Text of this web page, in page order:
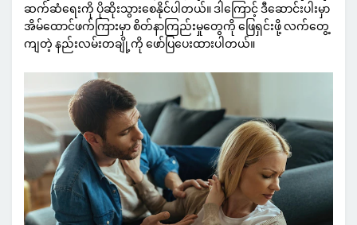
ဆက်ဆံရေးကို ပိုဆိုးသွားစေနိုင်ပါတယ်။ ဒါကြောင့် ဒီဆောင်းပါးမှာ
အိမ်ထောင်ဖက်ကြားမှာ စိတ်နာကြည်းမှုတွေကို ဖြေရှင်းဖို့ လက်တွေ့
ကျတဲ့ နည်းလမ်းတချို့ကို ဖော်ပြပေးထားပါတယ်။